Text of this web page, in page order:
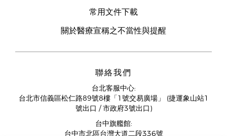
常用文件下載
關於醫療宣稱之不當性與提醒
聯絡我們
台北客服中心:
台北市信義區松仁路89號8樓「1號交易廣場」 (捷運象山站1
號出口 / 市政府3號出口)
台中旗艦館:
台中市北區台灣大道二段336號